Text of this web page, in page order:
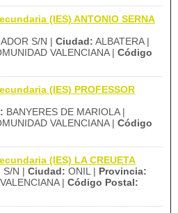
(IES) ANTONIO SERNA
S/N | Ciudad: ALBATERA |
VALENCIANA | Código
(IES) PROFESSOR
BANYERES DE MARIOLA |
VALENCIANA | Código
(IES) LA CREUETA
S/N | Ciudad: ONIL | Provincia:
| Código Postal: